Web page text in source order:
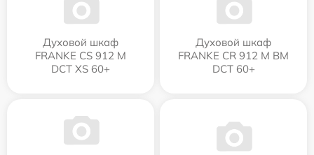
Духовой шкаф
FRANKE CS 912 M
DCT XS 60+
Духовой шкаф
FRANKE CR 912 M BM
DCT 60+